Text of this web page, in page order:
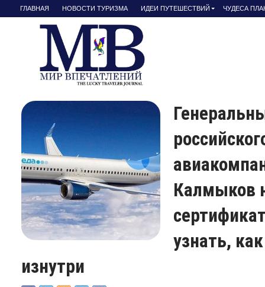
ГЛАВНАЯ НОВОСТИ ТУРИЗМА ИДЕИ ПУТЕШЕСТВИЙ ЧУДЕСА
Калмыков
узнать,
изнутри